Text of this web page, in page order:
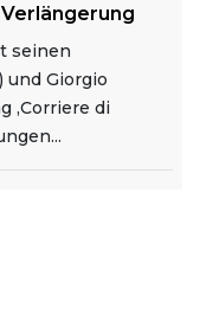
seinen
und Giorgio
‚Corriere di